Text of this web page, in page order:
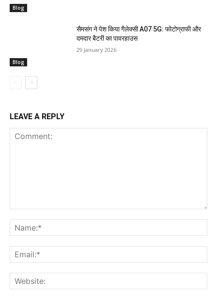
Blog
Blog
सैमसंग ने पेश किया गैलेक्सी A07 5G: फोटोग्राफी और
दमदार बैटरी का पावरहाउस
29 January 2026
LEAVE A REPLY